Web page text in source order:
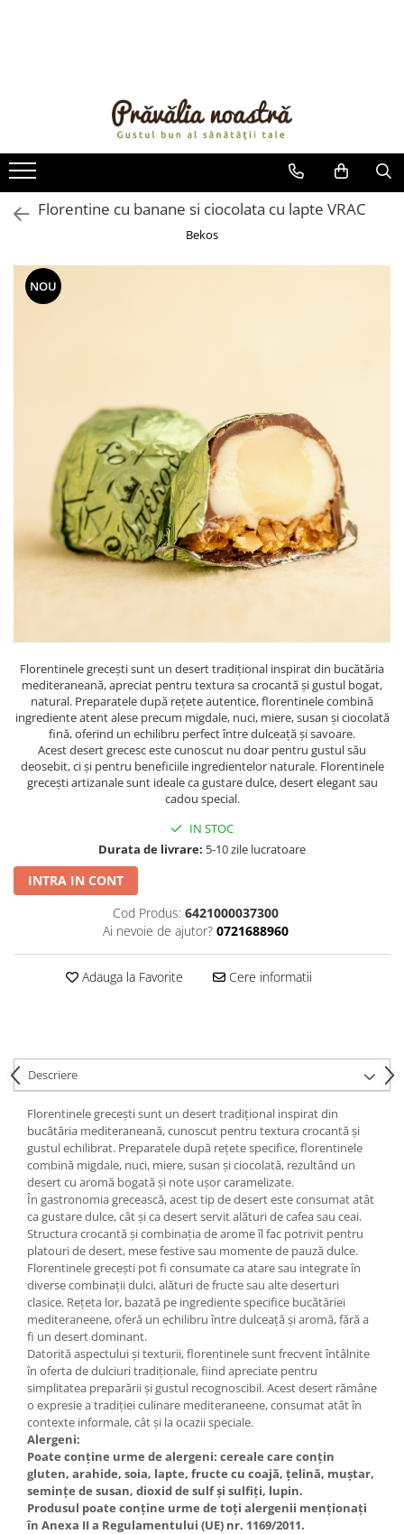
ULEIURI ȘI UNTURI
MĂSLINE
NUCI ȘI SEMINȚE
FRUCTE DESHIDRATATE
FRUCTE LA CONSERVĂ
OȚETURI ȘI SOSURI
CREME ȘI PASTE TARTINABILE
CONDIMENTE
CEAIURI GRECEȘTI
CIOCOLATĂ ȘI CACAO
HEALTHY SNACKS
SUPERALIMENTE
LACTATE
COSMETICE
REMEDII NATURISTE
TOATE PRODUSELE
Florentine cu banane si ciocolata cu lapte VRAC
Bekos
NOU
Florentinele grecești sunt un desert tradițional inspirat din bucătăria
mediteraneană, apreciat pentru textura sa crocantă și gustul bogat,
natural. Preparatele după rețete autentice, florentinele combină
ingrediente atent alese precum migdale, nuci, miere, susan și ciocolată
fină, oferind un echilibru perfect între dulceață și savoare.
Acest desert grecesc este cunoscut nu doar pentru gustul său
deosebit, ci și pentru beneficiile ingredientelor naturale. Florentinele
grecești artizanale sunt ideale ca gustare dulce, desert elegant sau
cadou special.
IN STOC
Durata de livrare: 5-10 zile lucratoare
INTRA IN CONT
Cod Produs: 6421000037300
Ai nevoie de ajutor? 0721688960
Adauga la Favorite Cere informatii
Descriere
Florentinele grecești sunt un desert tradițional inspirat din
bucătăria mediteraneană, cunoscut pentru textura crocantă și
gustul echilibrat. Preparatele după rețete specifice, florentinele
combină migdale, nuci, miere, susan și ciocolată, rezultând un
desert cu aromă bogată și note ușor caramelizate.
În gastronomia grecească, acest tip de desert este consumat atât
ca gustare dulce, cât și ca desert servit alături de cafea sau ceai.
Structura crocantă și combinația de arome îl fac potrivit pentru
platouri de desert, mese festive sau momente de pauză dulce.
Florentinele grecești pot fi consumate ca atare sau integrate în
diverse combinații dulci, alături de fructe sau alte deserturi
clasice. Rețeta lor, bazată pe ingrediente specifice bucătăriei
mediteraneene, oferă un echilibru între dulceață și aromă, fără a
fi un desert dominant.
Datorită aspectului și texturii, florentinele sunt frecvent întâlnite
în oferta de dulciuri tradiționale, fiind apreciate pentru
simplitatea preparării și gustul recognoscibil. Acest desert rămâne
o expresie a tradiției culinare mediteraneene, consumat atât în
contexte informale, cât și la ocazii speciale.
Alergeni:
Poate conține urme de alergeni: cereale care conțin
gluten, arahide, soia, lapte, fructe cu coajă, țelină, muștar,
semințe de susan, dioxid de sulf și sulfiți, lupin.
Produsul poate conține urme de toți alergenii menționați
în Anexa II a Regulamentului (UE) nr. 1169/2011.